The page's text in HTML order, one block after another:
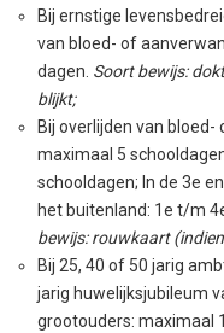
Bij ernstige
van bloed- of
dagen. Soort bewijs:
blijkt;
Bij overlijden van bloed-
maximaal 5
schooldagen; In de 3e
het buitenland: 1e t/m
bewijs: rouwkaart
Bij 25, 40 of 50 jarig
jarig huwelijksjubileum
grootouders: maximaal